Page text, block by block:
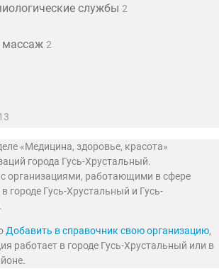
службы 2
массаж 2
«Медицина, здоровье, красота»
города Гусь-Хрустальный.
организациями, работающими в сфере
городе Гусь-Хрустальный и Гусь-
Добавить в справочник свою организацию,
работает в городе Гусь-Хрустальный или в